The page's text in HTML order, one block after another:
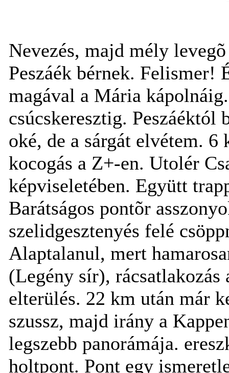
Nevezés, majd mély
Peszáék bérnek.
magával a Mária
csúcskeresztig. Peszáéktól
oké, de a sárgát elvétem.
kocogás a Z+-en. Utolér
képviseletében. Együtt
Barátságos pontõr
szelidgesztenyés felé
Alaptalanul, mert
(Legény sír),
elterülés. 22 km után már
szussz, majd irány a
legszebb panorámája.
holtpont. Pont egy